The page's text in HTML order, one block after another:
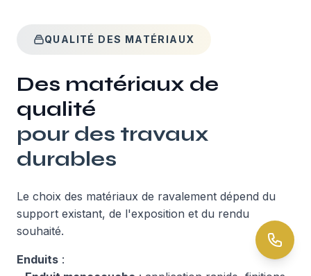
QUALITÉ DES MATÉRIAUX
Des matériaux de
qualité
pour des travaux
durables
Le choix des matériaux de ravalement dépend du
support existant, de l'exposition et du rendu
souhaité.
Enduits :